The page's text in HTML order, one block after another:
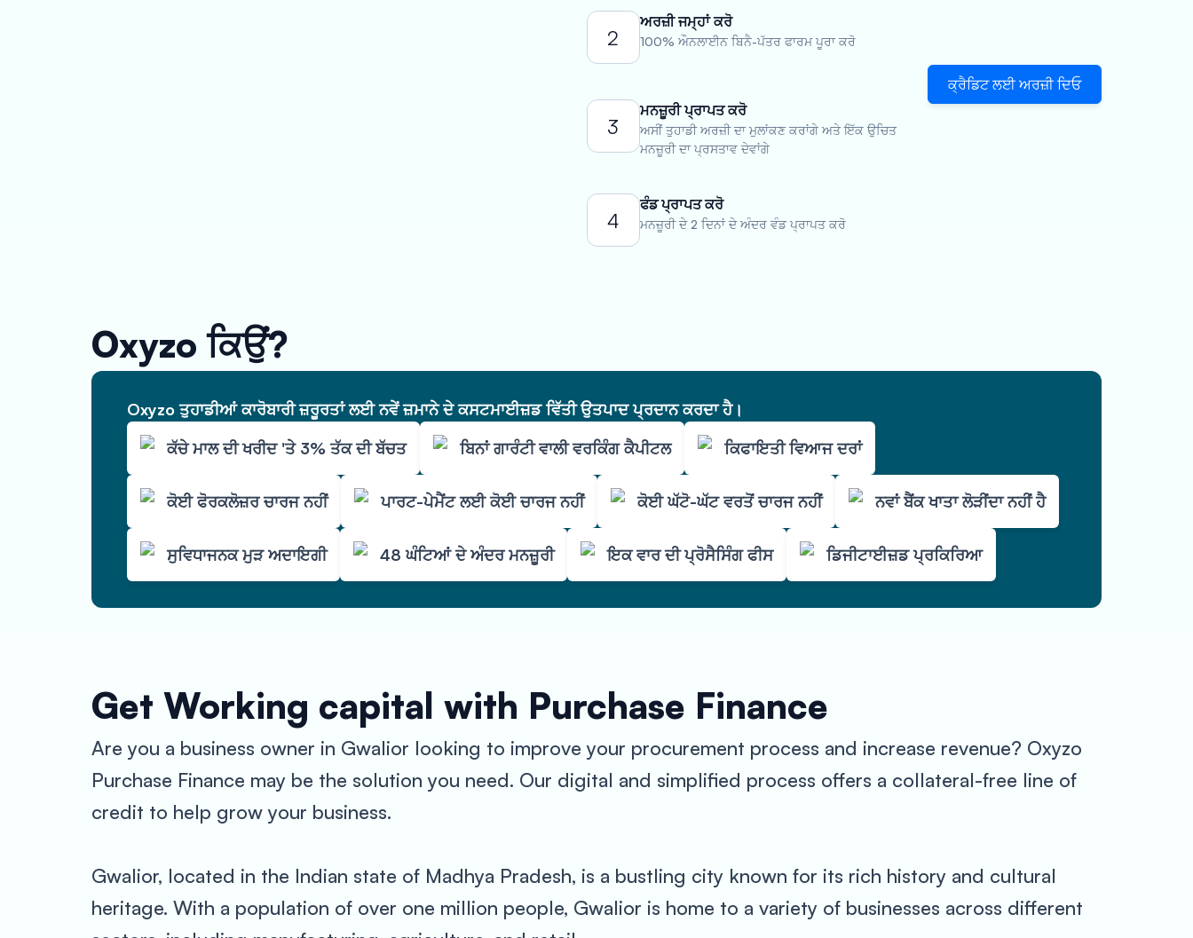
2
ਅਰਜ਼ੀ ਜਮ੍ਹਾਂ ਕਰੋ
100% ਔਨਲਾਈਨ ਬਿਨੈ-ਪੱਤਰ ਫਾਰਮ ਪੂਰਾ ਕਰੋ
3
ਮਨਜ਼ੂਰੀ ਪ੍ਰਾਪਤ ਕਰੋ
ਅਸੀਂ ਤੁਹਾਡੀ ਅਰਜ਼ੀ ਦਾ ਮੁਲਾਂਕਣ ਕਰਾਂਗੇ ਅਤੇ ਇੱਕ ਉਚਿਤ
ਮਨਜ਼ੂਰੀ ਦਾ ਪ੍ਰਸਤਾਵ ਦੇਵਾਂਗੇ
4
ਫੰਡ ਪ੍ਰਾਪਤ ਕਰੋ
ਮਨਜ਼ੂਰੀ ਦੇ 2 ਦਿਨਾਂ ਦੇ ਅੰਦਰ ਵੰਡ ਪ੍ਰਾਪਤ ਕਰੋ
ਕ੍ਰੈਡਿਟ ਲਈ ਅਰਜ਼ੀ ਦਿਓ
Oxyzo ਕਿਉਂ?
Oxyzo ਤੁਹਾਡੀਆਂ ਕਾਰੋਬਾਰੀ ਜ਼ਰੂਰਤਾਂ ਲਈ ਨਵੇਂ ਜ਼ਮਾਨੇ ਦੇ ਕਸਟਮਾਈਜ਼ਡ ਵਿੱਤੀ ਉਤਪਾਦ ਪ੍ਰਦਾਨ ਕਰਦਾ ਹੈ।
ਕੱਚੇ ਮਾਲ ਦੀ ਖਰੀਦ 'ਤੇ 3% ਤੱਕ ਦੀ ਬੱਚਤ
ਬਿਨਾਂ ਗਾਰੰਟੀ ਵਾਲੀ ਵਰਕਿੰਗ ਕੈਪੀਟਲ ਕਿਫਾਇਤੀ ਵਿਆਜ ਦਰਾਂ
ਕੋਈ ਫੋਰਕਲੋਜ਼ਰ ਚਾਰਜ ਨਹੀਂ ਪਾਰਟ-ਪੇਮੈਂਟ ਲਈ ਕੋਈ ਚਾਰਜ ਨਹੀਂ ਕੋਈ ਘੱਟੋ-ਘੱਟ ਵਰਤੋਂ ਚਾਰਜ ਨਹੀਂ ਨਵਾਂ ਬੈਂਕ ਖਾਤਾ ਲੋੜੀਂਦਾ ਨਹੀਂ ਹੈ
ਸੁਵਿਧਾਜਨਕ ਮੁੜ ਅਦਾਇਗੀ 48 ਘੰਟਿਆਂ ਦੇ ਅੰਦਰ ਮਨਜ਼ੂਰੀ ਇਕ ਵਾਰ ਦੀ ਪ੍ਰੋਸੈਸਿੰਗ ਫੀਸ ਡਿਜੀਟਾਈਜ਼ਡ ਪ੍ਰਕਿਰਿਆ
Get Working capital with Purchase Finance
Are you a business owner in Gwalior looking to improve your procurement process and increase revenue? Oxyzo
Purchase Finance may be the solution you need. Our digital and simplified process offers a collateral-free line of
credit to help grow your business.
Gwalior, located in the Indian state of Madhya Pradesh, is a bustling city known for its rich history and cultural
heritage. With a population of over one million people, Gwalior is home to a variety of businesses across different